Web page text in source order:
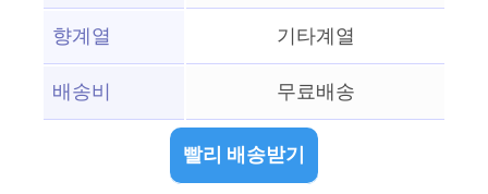
향계열
기타계열
배송비
무료배송
빨리 배송받기